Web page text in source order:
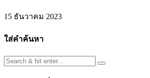
15 ธันวาคม 2023
ใส่คำค้นหา